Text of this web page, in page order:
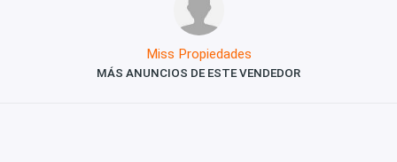
Miss Propiedades
MÁS ANUNCIOS DE ESTE VENDEDOR